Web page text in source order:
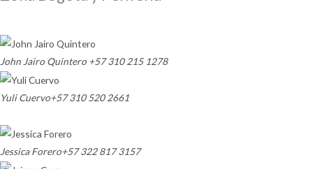
John Jairo Quintero +57 310 215 1278
Yuli Cuervo+57 310 520 2661
Jessica Forero+57 322 817 3157